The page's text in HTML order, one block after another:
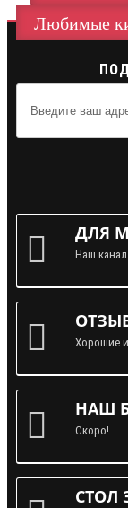
Любимые
ДЛЯ
Наш
Хорошие
НАШ
Скоро!
СТОЛ